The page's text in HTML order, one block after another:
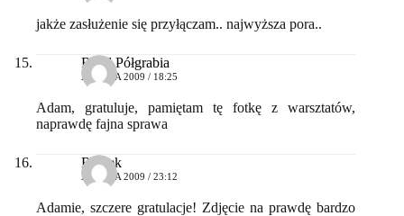
jakże zasłużenie się przyłączam.. najwyższa pora..
Rafał Półgrabia
27 MAJA 2009 / 18:25
Adam, gratuluje, pamiętam tę fotkę z warsztatów,
naprawdę fajna sprawa
Remek
27 MAJA 2009 / 23:12
Adamie, szczere gratulacje! Zdjęcie na prawdę bardzo